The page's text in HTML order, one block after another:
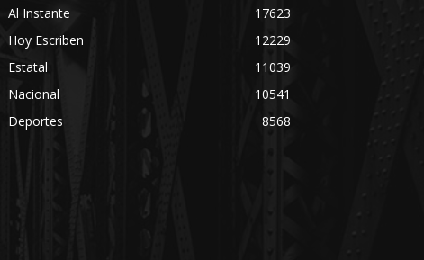
Al Instante
17623
Hoy Escriben
12229
Estatal
11039
Nacional
10541
Deportes
8568